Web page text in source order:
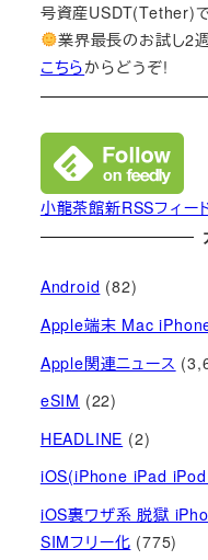
号資産USDT(Tether)
業界最長のお試し2
こちらからどうぞ!
小龍茶館新RSSフィー
Android (82)
Apple端末 Mac
Apple関連ニュース
eSIM (22)
HEADLINE (2)
iOS(iPhone iPad
iOS裏ワザ系 脱獄
SIMフリー化 (775)